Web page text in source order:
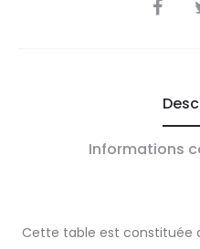
SHARE
Informations
Cette table est constituée